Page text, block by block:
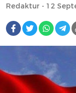
Redaktur - 12